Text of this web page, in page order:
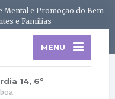
Mental e Promoção do Bem
e Famílias
MENU
14, 6º